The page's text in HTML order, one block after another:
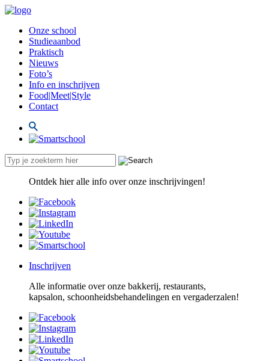
Onze school
Studieaanbod
Praktisch
Nieuws
Foto’s
Info en inschrijven
Food|Meet|Style
Contact
Ontdek hier alle info over onze inschrijvingen!
Inschrijven
Alle informatie over onze bakkerij, restaurants,
kapsalon, schoonheidsbehandelingen en vergaderzalen!